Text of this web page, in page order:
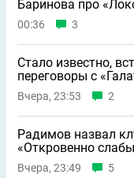
Баринова про
00:36 3
Стало известно,
переговоры с
Вчера, 23:53 2
Радимов назвал
«Откровенно
Вчера, 23:49 5